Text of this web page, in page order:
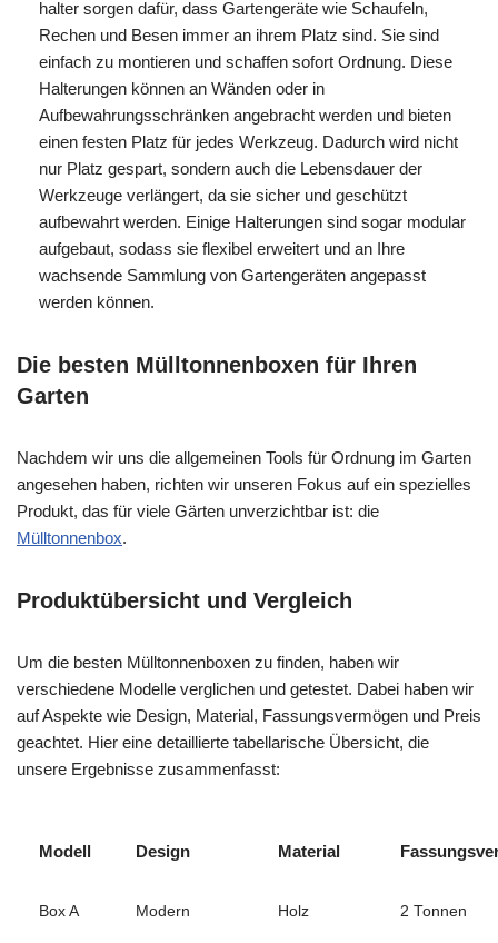
halter sorgen dafür, dass Gartengeräte wie Schaufeln,
Rechen und Besen immer an ihrem Platz sind. Sie sind
einfach zu montieren und schaffen sofort Ordnung. Diese
Halterungen können an Wänden oder in
Aufbewahrungsschränken angebracht werden und bieten
einen festen Platz für jedes Werkzeug. Dadurch wird nicht
nur Platz gespart, sondern auch die Lebensdauer der
Werkzeuge verlängert, da sie sicher und geschützt
aufbewahrt werden. Einige Halterungen sind sogar modular
aufgebaut, sodass sie flexibel erweitert und an Ihre
wachsende Sammlung von Gartengeräten angepasst
werden können.
Die besten Mülltonnenboxen für Ihren
Garten
Nachdem wir uns die allgemeinen Tools für Ordnung im Garten
angesehen haben, richten wir unseren Fokus auf ein spezielles
Produkt, das für viele Gärten unverzichtbar ist: die
Mülltonnenbox.
Produktübersicht und Vergleich
Um die besten Mülltonnenboxen zu finden, haben wir
verschiedene Modelle verglichen und getestet. Dabei haben wir
auf Aspekte wie Design, Material, Fassungsvermögen und Preis
geachtet. Hier eine detaillierte tabellarische Übersicht, die
unsere Ergebnisse zusammenfasst:
Modell Design Material
Box A Modern Holz 2 Tonnen